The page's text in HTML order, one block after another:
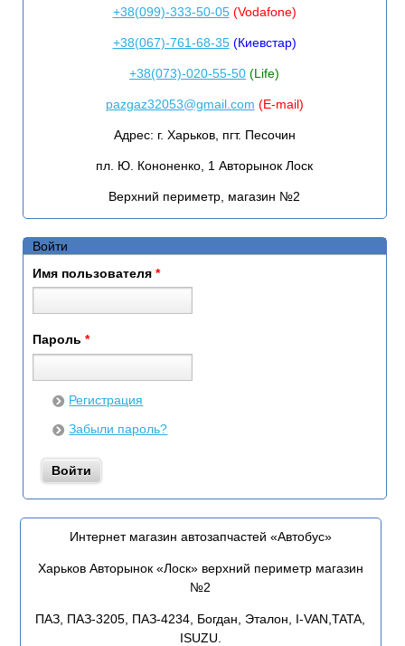
+38(099)-333-50-05(Vodafone)
+38(067)-761-68-35(Киевстар)
+38(073)-020-55-50 (Life)
pazgaz32053@gmail.com (E-mail)
Адрес: г. Харьков, пгт. Песочин
пл. Ю. Кононенко, 1 Авторынок Лоск
Верхний периметр, магазин №2
Войти
Имя пользователя *
Пароль *
Регистрация
Забыли пароль?
Интернет магазин автозапчастей «Автобус»
Харьков Авторынок «Лоск» верхний периметр магазин
№2
ПАЗ, ПАЗ-3205, ПАЗ-4234, Богдан, Эталон, I-VAN,TATA,
ISUZU.